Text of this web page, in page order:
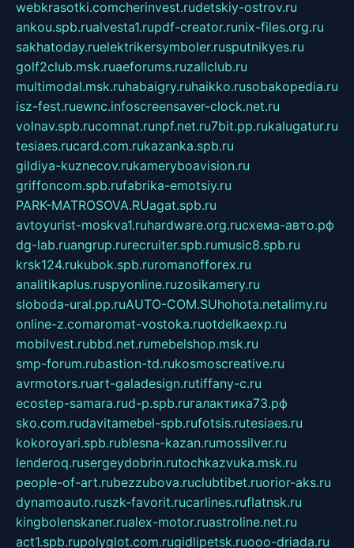
webkrasotki.comcherinvest.rudetskiy-ostrov.ru
ankou.spb.rualvesta1.rupdf-creator.runix-files.org.ru
sakhatoday.ruelektrikersymboler.rusputnikyes.ru
golf2club.msk.ruaeforums.ruzallclub.ru
multimodal.msk.ruhabaigry.ruhaikko.rusobakopedia.ru
isz-fest.ruewnc.infoscreensaver-clock.net.ru
volnav.spb.rucomnat.runpf.net.ru7bit.pp.rukalugatur.ru
tesiaes.rucard.com.rukazanka.spb.ru
gildiya-kuznecov.rukameryboavision.ru
griffoncom.spb.rufabrika-emotsiy.ru
PARK-MATROSOVA.RUagat.spb.ru
avtoyurist-moskva1.ruhardware.org.ruсхема-авто.рф
dg-lab.ruangrup.rurecruiter.spb.rumusic8.spb.ru
krsk124.rukubok.spb.ruromanofforex.ru
analitikaplus.ruspyonline.ruzosikamery.ru
sloboda-ural.pp.ruAUTO-COM.SUhohota.netalimy.ru
online-z.comaromat-vostoka.ruotdelkaexp.ru
mobilvest.rubbd.net.rumebelshop.msk.ru
smp-forum.rubastion-td.rukosmoscreative.ru
avrmotors.ruart-galadesign.rutiffany-c.ru
ecostep-samara.rud-p.spb.ruгалактика73.рф
sko.com.rudavitamebel-spb.rufotsis.rutesiaes.ru
kokoroyari.spb.rublesna-kazan.rumossilver.ru
lenderoq.rusergeydobrin.rutochkazvuka.msk.ru
people-of-art.rubezzubova.ruclubtibet.ruorior-aks.ru
dynamoauto.ruszk-favorit.rucarlines.ruflatnsk.ru
kingbolenskaner.rualex-motor.ruastroline.net.ru
act1.spb.rupolyglot.com.rugidlipetsk.ruooo-driada.ru